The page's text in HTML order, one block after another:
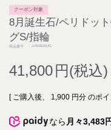
クーポン対象
8月誕生石/ペリドッ
グS/指輪
商品番号 J-RI062AUG
41,800
[ ご購入後、 1,900 円分 のポ
なら 月々3,483